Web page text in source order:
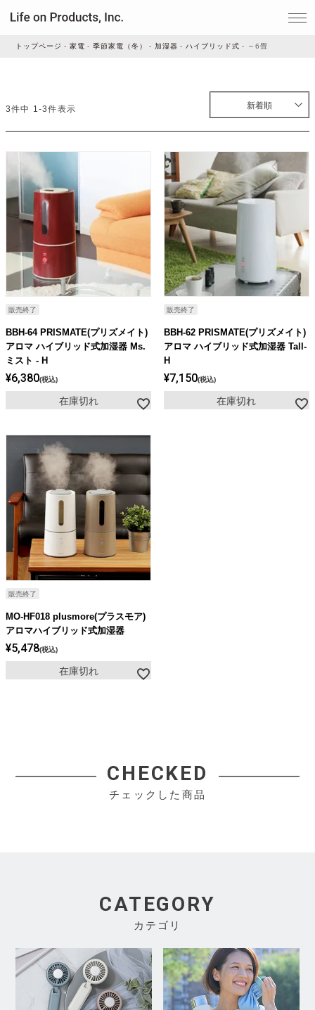
家事・生活雑貨
ビューティー
デジタル雑貨
トップページ 家電 季節家電（冬） 加湿器 ハイブリッド式 ～6畳
新着順
3件中 1-3件表示
販売終了
BBH-64 PRISMATE(プリズメイト)
アロマ ハイブリッド式加湿器 Ms.
ミスト - H
¥6,380 税込
在庫切れ
販売終了
BBH-62 PRISMATE(プリズメイト)
アロマ ハイブリッド式加湿器 Tall-
H
¥7,150 税込
在庫切れ
販売終了
MO-HF018 plusmore(プラスモア)
アロマハイブリッド式加湿器
¥5,478 税込
在庫切れ
CHECKED
チェックした商品
CATEGORY
カテゴリ